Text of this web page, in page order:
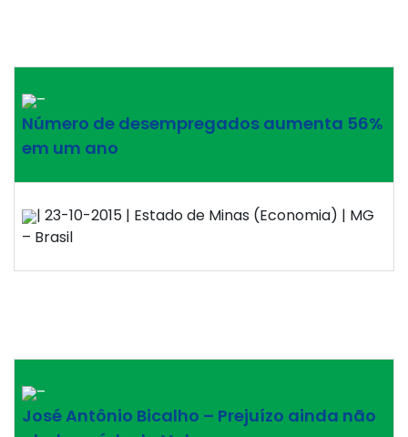
–
Número de desempregados aumenta 56%
em um ano
| 23-10-2015 | Estado de Minas (Economia) | MG
– Brasil
–
José Antônio Bicalho – Prejuízo ainda não